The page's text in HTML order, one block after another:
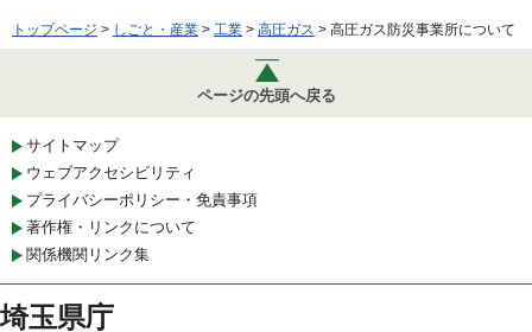
トップページ > しごと・産業 > 工業 > 高圧ガス > 高圧ガス防災事業所について
ページの先頭へ戻る
サイトマップ
ウェブアクセシビリティ
プライバシーポリシー・免責事項
著作権・リンクについて
関係機関リンク集
埼玉県庁